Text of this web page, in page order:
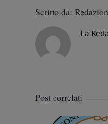
Scritto da:
La
Post correlati